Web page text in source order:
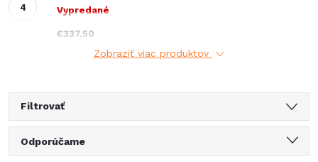
Vypredané
€337,50
Zobraziť viac produktov
Filtrovať
R
Odporúčame